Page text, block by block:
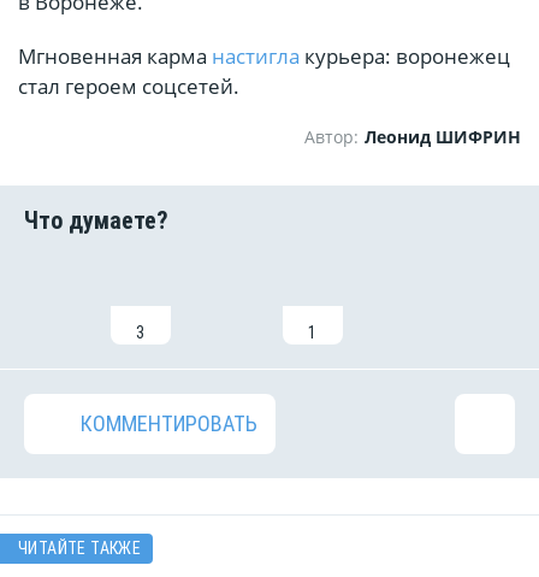
Мгновенная карма настигла курьера: воронежец
стал героем соцсетей.
Автор: Леонид ШИФРИН
3 1
КОММЕНТИРОВАТЬ
ЧИТАЙТЕ ТАКЖЕ